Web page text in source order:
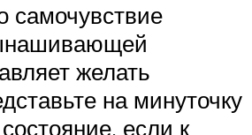
самочувствие
желать
на минуточку
если к